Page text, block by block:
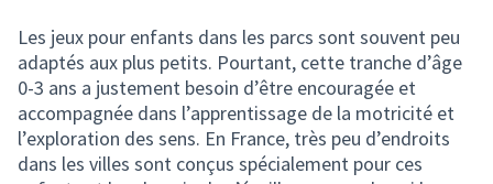
Les jeux pour enfants dans les parcs sont souvent peu
adaptés aux plus petits. Pourtant, cette tranche d’âge
0-3 ans a justement besoin d’être encouragée et
accompagnée dans l’apprentissage de la motricité et
l’exploration des sens. En France, très peu d’endroits
dans les villes sont conçus spécialement pour ces